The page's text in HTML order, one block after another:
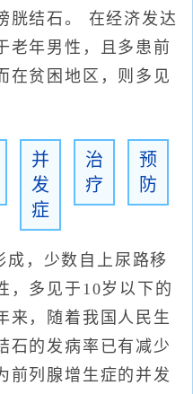
胱结石。 在经济发达
老年男性，且多患前
在贫困地区，则多见
并
发
症
治
疗
预
防
，少数自上尿路移
，多见于10岁以下的
来，随着我国人民生
石的发病率已有减少
前列腺增生症的并发